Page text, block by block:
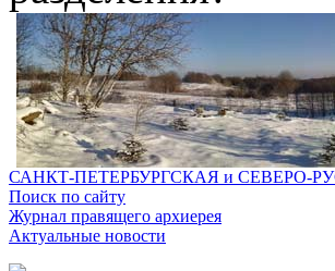
САНКТ-ПЕТЕРБУРГСКАЯ и СЕВЕРО-
Поиск по сайту
Журнал правящего архиерея
Актуальные новости